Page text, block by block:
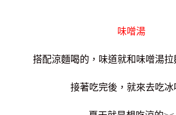
味噌湯
搭配涼麵喝的，味道就和味噌湯拉
接著吃完後，就來去吃冰